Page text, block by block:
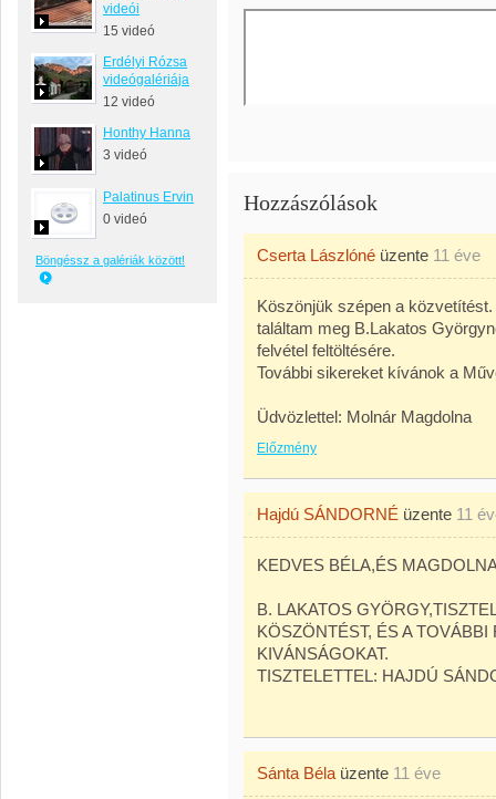
videói
15 videó
Erdélyi Rózsa
videógalériája
12 videó
Honthy Hanna
3 videó
Palatinus Ervin
0 videó
Böngéssz a galériák között!
Hozzászólások
Cserta Lászlóné üzente 11 éve
Köszönjük szépen a
találtam meg B.Lakatos
felvétel feltöltésére.
További sikereket kívánok a
Üdvözlettel: Molnár Magdolna
Előzmény
Hajdú SÁNDORNÉ üzente 11
KEDVES BÉLA,ÉS
B. LAKATOS
KÖSZÖNTÉST, ÉS A
KIVÁNSÁGOKAT.
TISZTELETTEL: HAJDÚ
Sánta Béla üzente 11 éve